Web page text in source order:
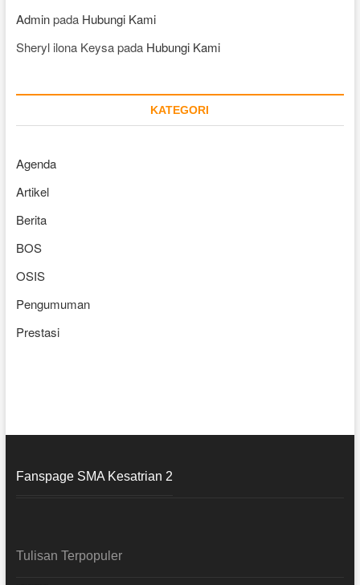
Adminpada Hubungi Kami
Sheryl ilona Keysapada Hubungi Kami
KATEGORI
Agenda
Artikel
Berita
BOS
OSIS
Pengumuman
Prestasi
Fanspage SMA Kesatrian 2
Tulisan Terpopuler